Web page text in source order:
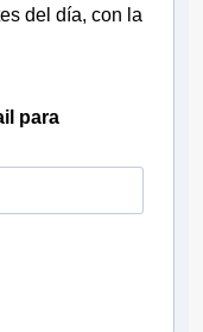
del día, con la
para